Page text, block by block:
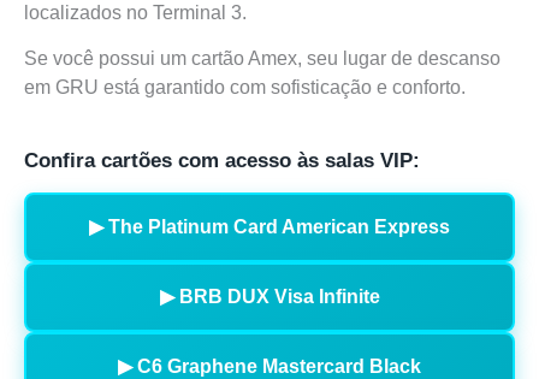
localizados no Terminal 3.
Se você possui um cartão Amex, seu lugar de descanso
em GRU está garantido com sofisticação e conforto.
Confira cartões com acesso às salas VIP:
▶ The Platinum Card American Express
▶ BRB DUX Visa Infinite
▶ C6 Graphene Mastercard Black